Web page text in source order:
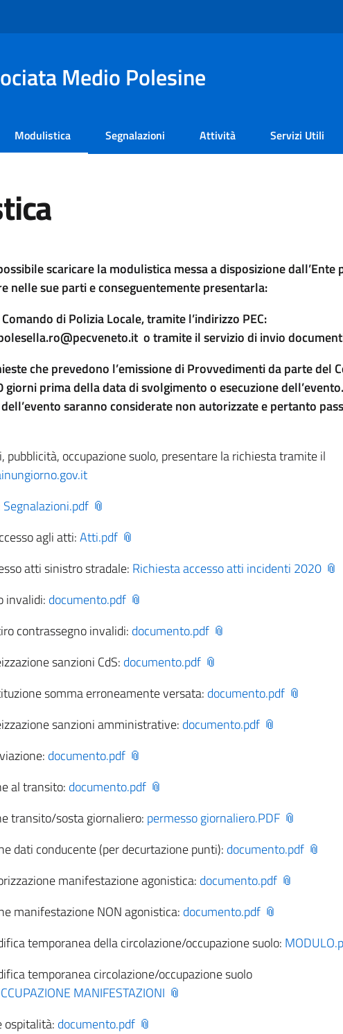
Medio Polesine
Modulistica Segnalazioni Attività Servizi Utili
scaricare la modulistica messa a disposizione dall’Ente
nelle sue parti e conseguentemente presentarla:
di Polizia Locale, tramite l’indirizzo PEC:
o tramite il servizio di invio
che prevedono l’emissione di Provvedimenti da parte del
prima della data di svolgimento o esecuzione
saranno considerate non autorizzate e pertanto
pubblicità, occupazione suolo, presentare la richiesta tramite il
Segnalazioni.pdf
agli atti:Atti.pdf
atti sinistro stradale: Richiesta accesso atti incidenti 2020
invalidi: documento.pdf
contrassegno invalidi: documento.pdf
sanzioni CdS: documento.pdf
somma erroneamente versata: documento.pdf
sanzioni amministrative: documento.pdf
documento.pdf
al transito: documento.pdf
transito/sosta giornaliero: permesso giornaliero.PDF
dati conducente (per decurtazione punti): documento.pdf
manifestazione agonistica: documento.pdf
manifestazione NON agonistica: documento.pdf
temporanea della circolazione/occupazione suolo:
temporanea circolazione/occupazione suolo
MANIFESTAZIONI
ospitalità: documento.pdf